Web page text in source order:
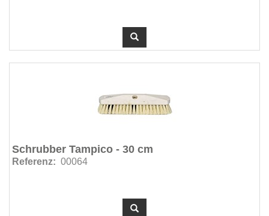
Schrubber Tampico - 30 cm
Referenz: 00064